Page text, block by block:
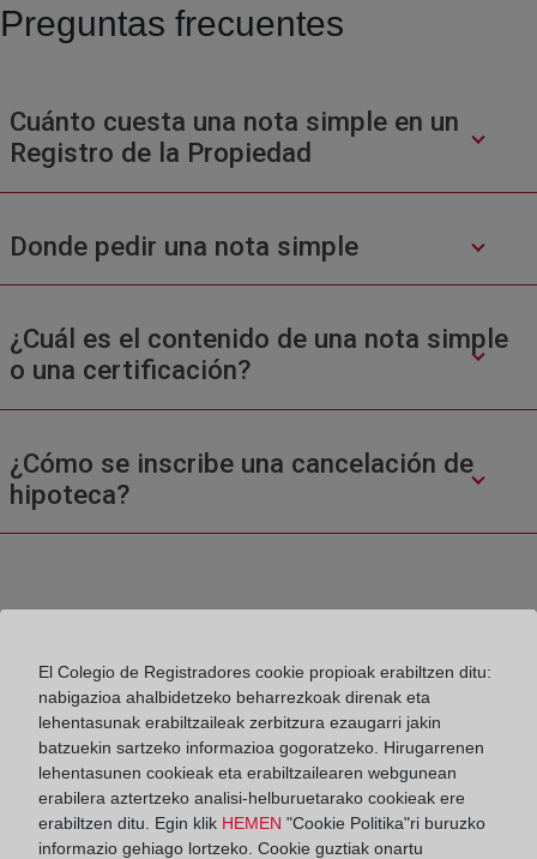
Preguntas frecuentes
Cuánto cuesta una nota simple en un
Registro de la Propiedad
Donde pedir una nota simple
¿Cuál es el contenido de una nota simple
o una certificación?
¿Cómo se inscribe una cancelación de
hipoteca?
Colegio de Registradores
Príncipe de Vergara 70. 28006 Madrid
Teléfono:91 270 17 96
Fax:91 564 11 59
El Colegio de Registradores cookie propioak erabiltzen ditu:
nabigazioa ahalbidetzeko beharrezkoak direnak eta
lehentasunak erabiltzaileak zerbitzura ezaugarri jakin
batzuekin sartzeko informazioa gogoratzeko. Hirugarrenen
lehentasunen cookieak eta erabiltzailearen webgunean
erabilera aztertzeko analisi-helburuetarako cookieak ere
erabiltzen ditu. Egin klik HEMEN "Cookie Politika"ri buruzko
informazio gehiago lortzeko. Cookie guztiak onartu